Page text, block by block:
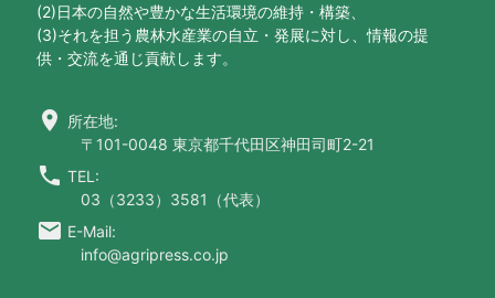
(2)日本の自然や豊かな生活環境の維持・構築、
(3)それを担う農林水産業の自立・発展に対し、情報の提
供・交流を通じ貢献します。
location_on 所在地:
〒101-0048 東京都千代田区神田司町2-21
call TEL:
03（3233）3581（代表）
email E-Mail:
info@agripress.co.jp